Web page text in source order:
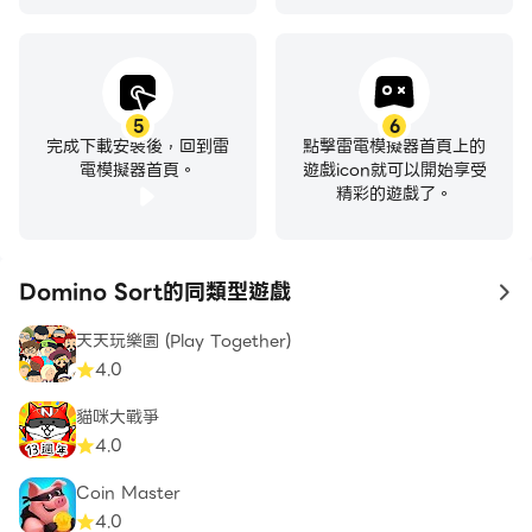
5
完成下載安裝後，回到雷
電模擬器首頁。
6
點擊雷電模擬器首頁上的
遊戲icon就可以開始享受
精彩的遊戲了。
Domino Sort的同類型遊戲 to
天天玩樂園 (Play Together)
4.0
貓咪大戰爭
4.0
Coin Master
4.0